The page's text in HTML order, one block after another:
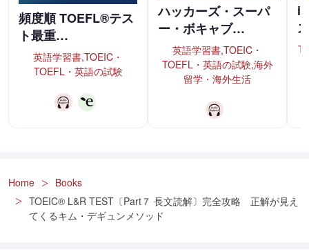
頻度順 TOEFL®テス
ト最重…
英語学習書,TOEIC・
TOEFL・英語の試験
ハッカーズ・スーパ
ー・ボキャブ…
英語学習書,TOEIC・
TOEFL・英語の試験,海外
留学・海外生活
Home
Books
TOEIC® L&R TEST〔Part７ 長文読解〕完全攻略 正解が見え
てくるキム・デギュンメソッド